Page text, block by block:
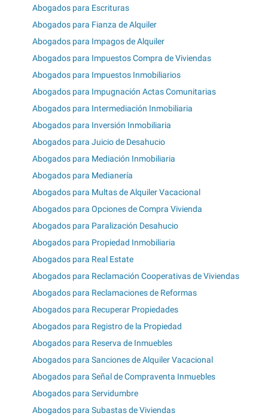
Abogados para Escrituras
Abogados para Fianza de Alquiler
Abogados para Impagos de Alquiler
Abogados para Impuestos Compra de Viviendas
Abogados para Impuestos Inmobiliarios
Abogados para Impugnación Actas Comunitarias
Abogados para Intermediación Inmobiliaria
Abogados para Inversión Inmobiliaria
Abogados para Juicio de Desahucio
Abogados para Mediación Inmobiliaria
Abogados para Medianería
Abogados para Multas de Alquiler Vacacional
Abogados para Opciones de Compra Vivienda
Abogados para Paralización Desahucio
Abogados para Propiedad Inmobiliaria
Abogados para Real Estate
Abogados para Reclamación Cooperativas de Viviendas
Abogados para Reclamaciones de Reformas
Abogados para Recuperar Propiedades
Abogados para Registro de la Propiedad
Abogados para Reserva de Inmuebles
Abogados para Sanciones de Alquiler Vacacional
Abogados para Señal de Compraventa Inmuebles
Abogados para Servidumbre
Abogados para Subastas de Viviendas